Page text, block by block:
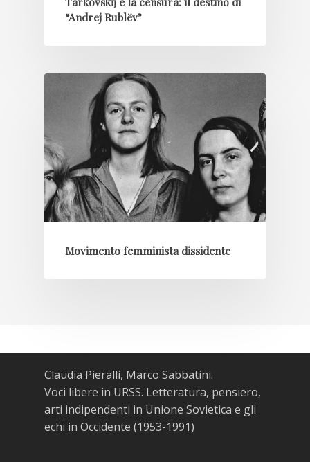
“Andrej Rublëv”
Movimento femminista dissidente
Claudia Pieralli, Marco Sabbatini.
Voci libere in URSS. Letteratura, pensiero,
arti indipendenti in Unione Sovietica e gli
echi in Occidente (1953-1991)